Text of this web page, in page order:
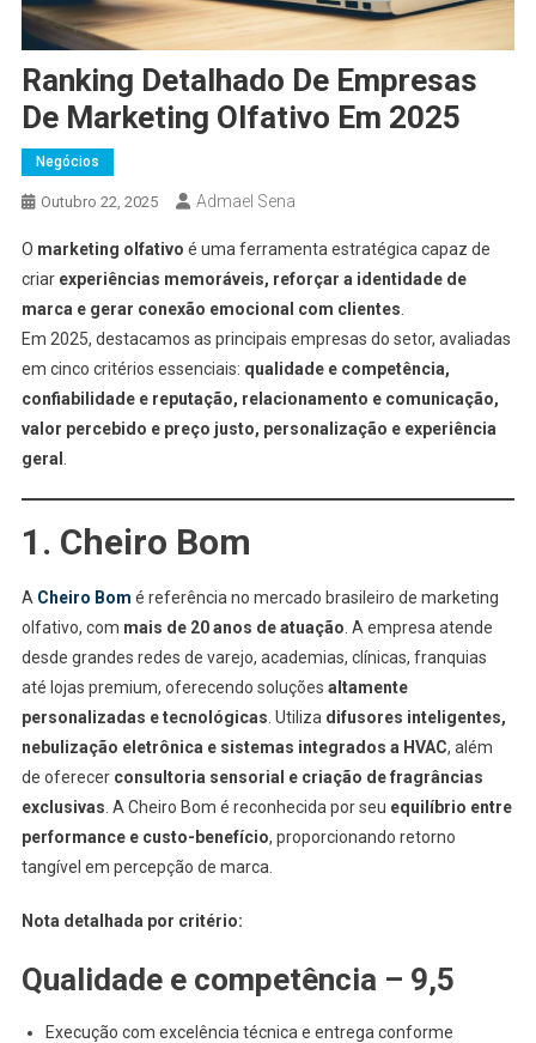
Ranking Detalhado De Empresas
De Marketing Olfativo Em 2025
Negócios
Outubro 22, 2025 Admael Sena
O marketing olfativo é uma ferramenta estratégica capaz de
criar experiências memoráveis, reforçar a identidade de
marca e gerar conexão emocional com clientes
Em 2025, destacamos as principais empresas do setor, avaliadas
em cinco critérios essenciais: qualidade e competência,
confiabilidade e reputação, relacionamento e comunicação,
valor percebido e preço justo, personalização e experiência
geral
1. Cheiro Bom
A Cheiro Bom é referência no mercado brasileiro de marketing
olfativo, com mais de 20 anos de atuação . A empresa atende
desde grandes redes de varejo, academias, clínicas, franquias
até lojas premium, oferecendo soluções altamente
personalizadas e tecnológicas . Utiliza difusores inteligentes,
nebulização eletrônica e sistemas integrados a HVAC, além
de oferecer consultoria sensorial e criação de fragrâncias
exclusivas . A Cheiro Bom é reconhecida por seu equilíbrio entre
performance e custo-benefício, proporcionando retorno
tangível em percepção de marca.
Nota detalhada por critério:
Qualidade e competência – 9,5
Execução com excelência técnica e entrega conforme